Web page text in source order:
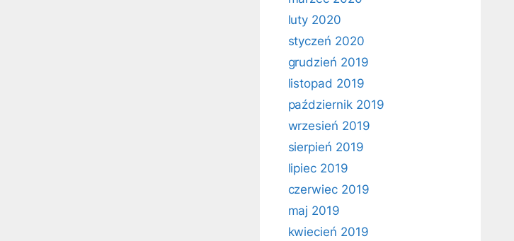
luty 2020
styczeń 2020
grudzień 2019
listopad 2019
październik 2019
wrzesień 2019
sierpień 2019
lipiec 2019
czerwiec 2019
maj 2019
kwiecień 2019